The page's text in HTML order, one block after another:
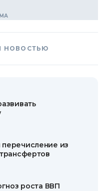
НОВОСТЬЮ
из
роста ВВП